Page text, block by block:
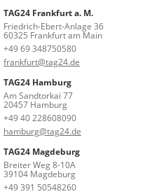
TAG24 Frankfurt a. M.
Friedrich-Ebert-Anlage 36
60325 Frankfurt am Main
+49 69 348750580
frankfurt@tag24.de
TAG24 Hamburg
Am Sandtorkai 77
20457 Hamburg
+49 40 228608090
hamburg@tag24.de
TAG24 Magdeburg
Breiter Weg 8-10A
39104 Magdeburg
+49 391 50548260